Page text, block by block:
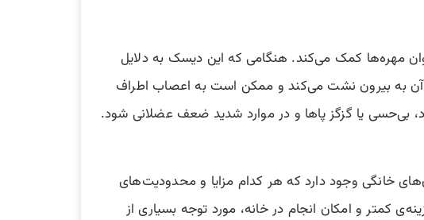
مهره‌ها کمک می‌کند. هنگامی که این دیسک به دلایل
آن به بیرون نشت می‌کند و ممکن است به اعصاب اطراف
بی‌حسی یا گزگز پاها و در موارد شدید ضعف عضلانی شود.
خانگی وجود دارد که هر کدام مزایا و محدودیت‌های
کمتر و امکان انجام در خانه، مورد توجه بسیاری از